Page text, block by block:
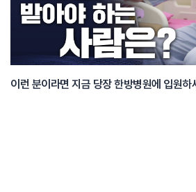
이런 분이라면 지금 당장 한방병원에 입원하